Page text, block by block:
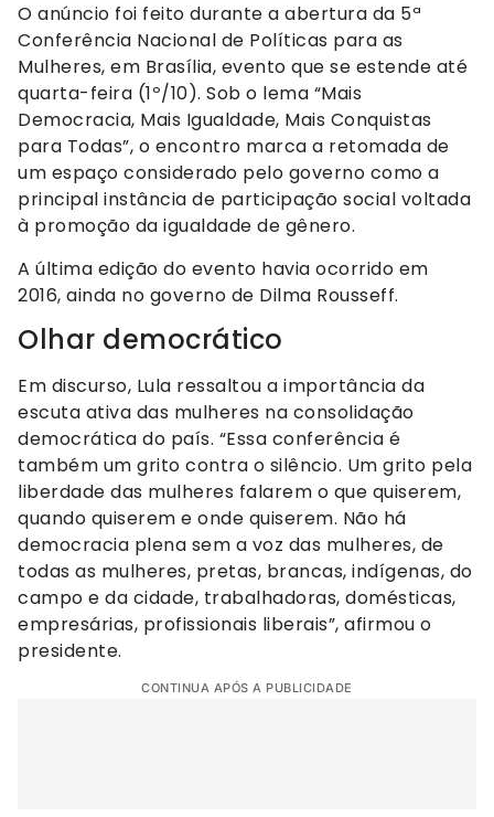
O anúncio foi feito durante a abertura da 5ª
Conferência Nacional de Políticas para as
Mulheres, em Brasília, evento que se estende até
quarta-feira (1º/10). Sob o lema “Mais
Democracia, Mais Igualdade, Mais Conquistas
para Todas”, o encontro marca a retomada de
um espaço considerado pelo governo como a
principal instância de participação social voltada
à promoção da igualdade de gênero.
A última edição do evento havia ocorrido em
2016, ainda no governo de Dilma Rousseff.
Olhar democrático
Em discurso, Lula ressaltou a importância da
escuta ativa das mulheres na consolidação
democrática do país. “Essa conferência é
também um grito contra o silêncio. Um grito pela
liberdade das mulheres falarem o que quiserem,
quando quiserem e onde quiserem. Não há
democracia plena sem a voz das mulheres, de
todas as mulheres, pretas, brancas, indígenas, do
campo e da cidade, trabalhadoras, domésticas,
empresárias, profissionais liberais”, afirmou o
presidente.
CONTINUA APÓS A PUBLICIDADE